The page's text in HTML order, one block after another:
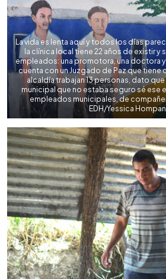
La vida es lenta aquí y todos los días
la clínica local tiene 22 años de existir y
empleados: una promotora, una doctora y
cuenta con un Juzgado de Paz que tiene
alcaldía trabajan 13 personas, dato
municipal que no estaba seguro sé ese
empleados municipales, de
EDH/Yessica